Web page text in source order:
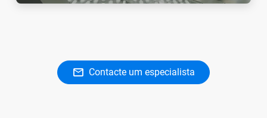
Contacte um especialista